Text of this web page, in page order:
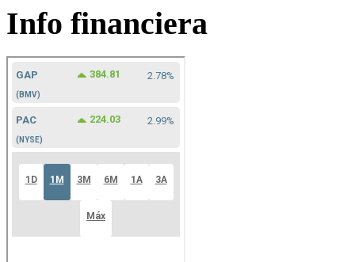
Info financiera